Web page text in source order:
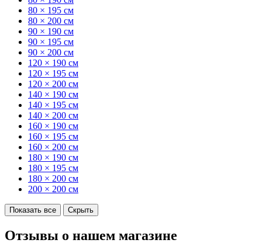
80 × 195 см
80 × 200 см
90 × 190 см
90 × 195 см
90 × 200 см
120 × 190 см
120 × 195 см
120 × 200 см
140 × 190 см
140 × 195 см
140 × 200 см
160 × 190 см
160 × 195 см
160 × 200 см
180 × 190 см
180 × 195 см
180 × 200 см
200 × 200 см
Показать все Скрыть
Отзывы о нашем магазине